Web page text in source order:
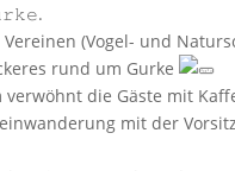
(Vogel- und
rund um Gurke
die Gäste mit
mit der